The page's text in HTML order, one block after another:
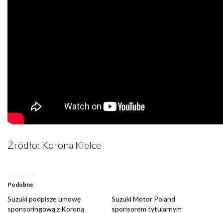
Źródło: Korona Kielce
Podobne
Suzuki podpisze umowę
sponsoringową z Koroną
Suzuki Motor Poland
sponsorem tytularnym